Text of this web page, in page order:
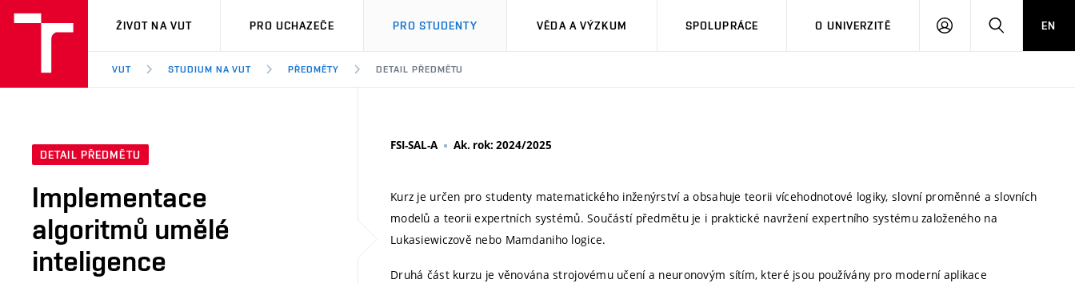
VUT
ŽIVOT NA VUT PRO UCHAZEČE PRO STUDENTY VĚDA A VÝZKUM SPOLUPRÁCE O UNIVERZITĚ
PŘIHLÁSIT HLEDATEN
VUT STUDIUM NA VUT PŘEDMĚTY DETAIL PŘEDMĚTU
DETAIL PŘEDMĚTU
Implementace
algoritmů umělé
inteligence
FSI-SAL-A Ak. rok: 2024/2025
Kurz je určen pro studenty matematického inženýrství a obsahuje teorii vícehodnotové logiky, slovní proměnné a slovních
modelů a teorii expertních systémů. Součástí předmětu je i praktické navržení expertního systému založeného na
Lukasiewiczově nebo Mamdaniho logice.
Druhá část kurzu je věnována strojovému učení a neuronovým sítím, které jsou používány pro moderní aplikace